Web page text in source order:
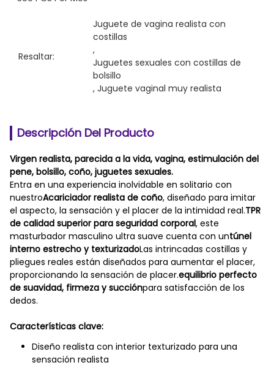
Resaltar:
Juguete de vagina realista con
costillas
,
Juguetes sexuales con costillas de
bolsillo
, Juguete vaginal muy realista
Descripción Del Producto
Virgen realista, parecida a la vida, vagina, estimulación del
pene, bolsillo, coño, juguetes sexuales.
Entra en una experiencia inolvidable en solitario con
nuestroAcariciador realista de coño, diseñado para imitar
el aspecto, la sensación y el placer de la intimidad real.TPR
de calidad superior para seguridad corporal, este
masturbador masculino ultra suave cuenta con untúnel
interno estrecho y texturizadoLas intrincadas costillas y
pliegues reales están diseñados para aumentar el placer,
proporcionando la sensación de placer.equilibrio perfecto
de suavidad, firmeza y succiónpara satisfacción de los
dedos.
Características clave:
Diseño realista con interior texturizado para una
sensación realista